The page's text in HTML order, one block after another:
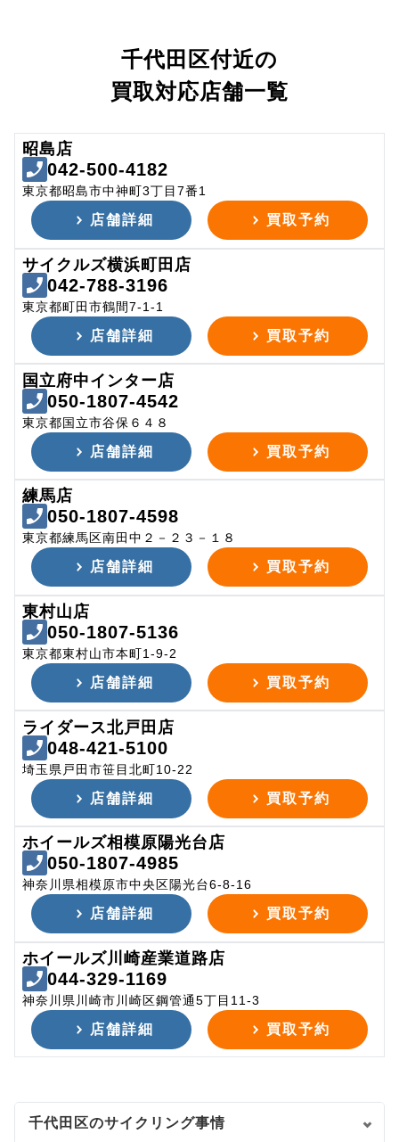
千代田区付近の
買取対応店舗一覧
昭島店
042-500-4182
東京都昭島市中神町3丁目7番1
店舗詳細 買取予約
サイクルズ横浜町田店
042-788-3196
東京都町田市鶴間7-1-1
店舗詳細 買取予約
国立府中インター店
050-1807-4542
東京都国立市谷保６４８
店舗詳細 買取予約
練馬店
050-1807-4598
東京都練馬区南田中２－２３－１８
店舗詳細 買取予約
東村山店
050-1807-5136
東京都東村山市本町1-9-2
店舗詳細 買取予約
ライダース北戸田店
048-421-5100
埼玉県戸田市笹目北町10-22
店舗詳細 買取予約
ホイールズ相模原陽光台店
050-1807-4985
神奈川県相模原市中央区陽光台6-8-16
店舗詳細 買取予約
ホイールズ川崎産業道路店
044-329-1169
神奈川県川崎市川崎区鋼管通5丁目11-3
店舗詳細 買取予約
千代田区のサイクリング事情